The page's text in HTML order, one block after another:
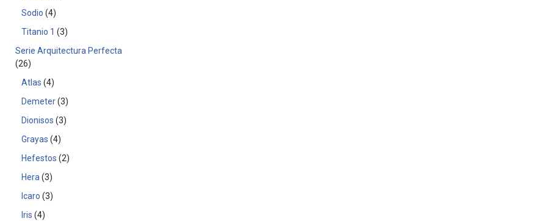
Sodio 4
Titanio 1
3
Serie Arquitectura Perfecta
26
Atlas 4
Demeter 3
Dionisos 3
Grayas 4
Hefestos 2
Hera 3
Icaro 3
Iris 4